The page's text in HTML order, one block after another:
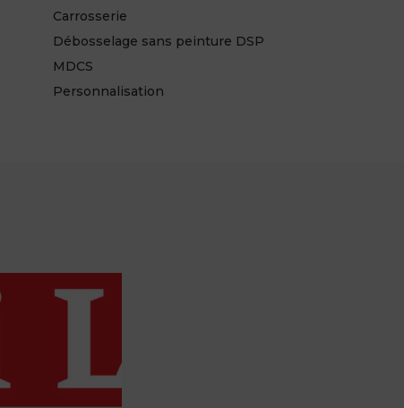
Carrosserie
Débosselage sans peinture DSP
MDCS
Personnalisation